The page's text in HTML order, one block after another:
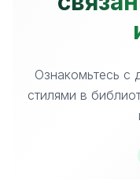
Ознакомьтесь с
стилями в